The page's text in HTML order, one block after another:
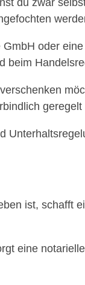
oder
beim
geregelt
ist, schafft
eine